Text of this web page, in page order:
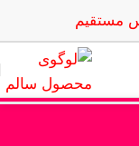
مستقیم